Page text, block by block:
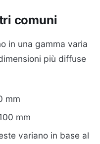
comuni
in una gamma varia
più diffuse
mm
mm
variano in base al